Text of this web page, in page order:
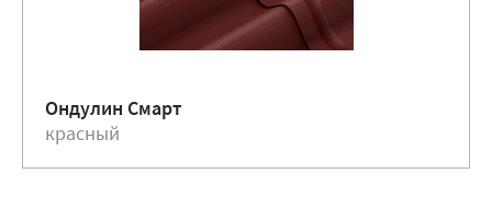
Ондулин Смарт
красный